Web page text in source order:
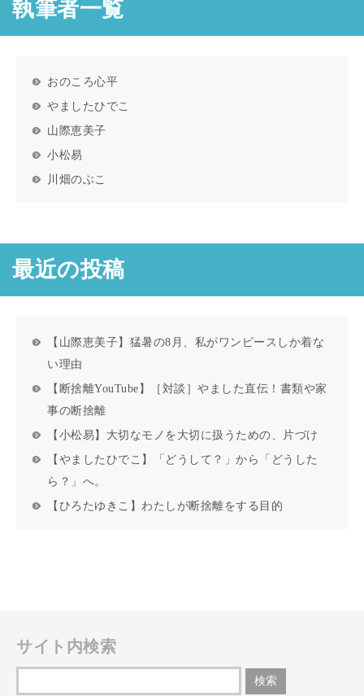
執筆者一覧
おのころ心平
やましたひでこ
山際恵美子
小松易
川畑のぶこ
最近の投稿
【山際恵美子】猛暑の8月、私がワンピースしか着な
い理由
【断捨離YouTube】［対談］やました直伝！書類や家
事の断捨離
【小松易】大切なモノを大切に扱うための、片づけ
【やましたひでこ】「どうして？」から「どうした
ら？」へ。
【ひろたゆきこ】わたしが断捨離をする目的
サイト内検索